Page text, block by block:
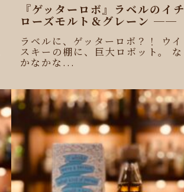
『ゲッターロボ』ラベルのイチ
ローズモルト＆グレーン ──
ラベルに、ゲッターロボ？！ ウイ
スキーの棚に、巨大ロボット。 な
かなかな...